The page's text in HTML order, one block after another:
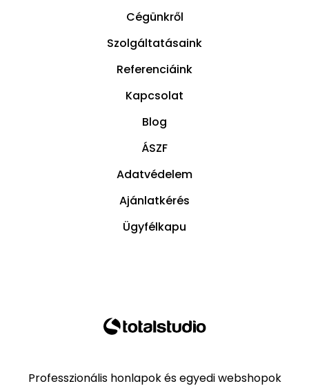
Cégünkről
Szolgáltatásaink
Referenciáink
Kapcsolat
Blog
ÁSZF
Adatvédelem
Ajánlatkérés
Ügyfélkapu
Professzionális honlapok és egyedi webshopok